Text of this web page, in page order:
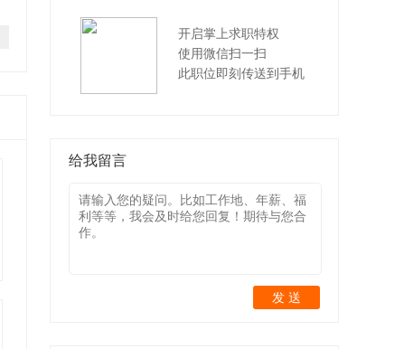
开启掌上求职特权
使用微信扫一扫
此职位即刻传送到手机
给我留言
发 送